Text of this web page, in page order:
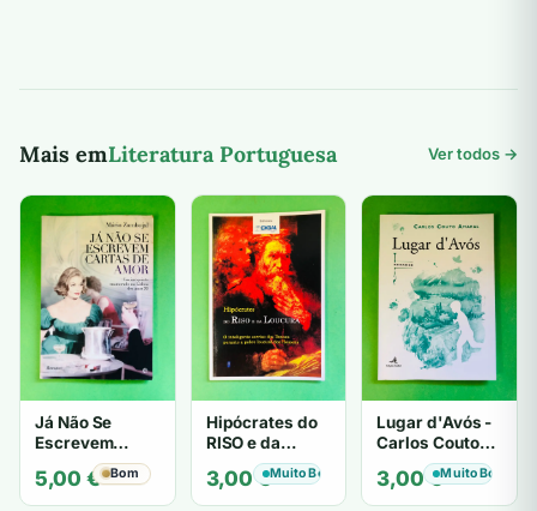
Mais emLiteratura Portuguesa Ver todos →
Já Não Se
Escrevem
Cartas de Amor
- Mário
Zambujal
5,00 € Bom
Hipócrates do
RISO e da
LOUCURA
3,00€Muito Bom
Lugar d'Avós -
Carlos Couto
Amaral
3,00€Muito Bom